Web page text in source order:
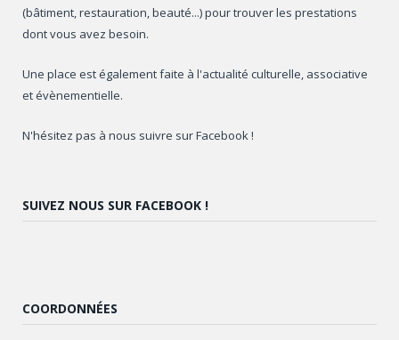
(bâtiment, restauration, beauté...) pour trouver les prestations
dont vous avez besoin.
Une place est également faite à l'actualité culturelle, associative
et évènementielle.
N'hésitez pas à nous suivre sur Facebook !
SUIVEZ NOUS SUR FACEBOOK !
COORDONNÉES